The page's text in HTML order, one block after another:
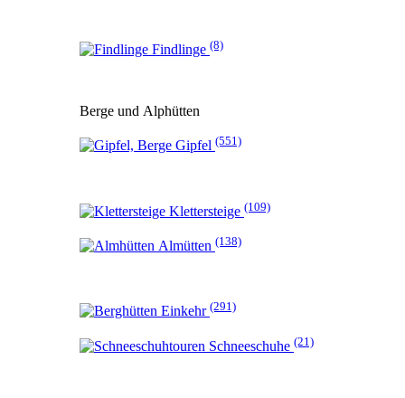
Findlinge (8)
Berge und Alphütten
Gipfel (551)
Klettersteige (109)
Almütten (138)
Einkehr (291)
Schneeschuhe (21)